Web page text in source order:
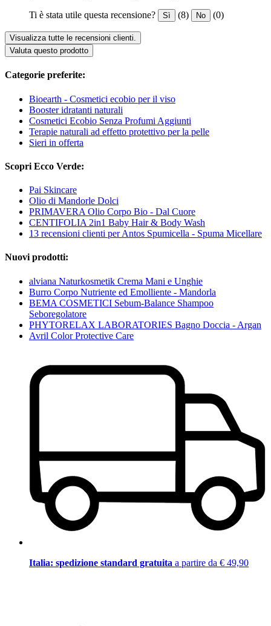
Ti è stata utile questa recensione? Sì (8) No (0)
Visualizza tutte le recensioni clienti.
Valuta questo prodotto
Categorie preferite:
Bioearth - Cosmetici ecobio per il viso
Booster idratanti naturali
Cosmetici Ecobio Senza Profumi Aggiunti
Terapie naturali ad effetto protettivo per la pelle
Sieri in offerta
Scopri Ecco Verde:
Pai Skincare
Olio di Mandorle Dolci
PRIMAVERA Olio Corpo Bio - Dal Cuore
CENTIFOLIA 2in1 Baby Hair & Body Wash
13 recensioni clienti per Antos Spumicella - Spuma Micellare
Nuovi prodotti:
alviana Naturkosmetik Crema Mani e Unghie
Burro Corpo Nutriente ed Emolliente - Mandorla
BEMA COSMETICI Sebum-Balance Shampoo
Seboregolatore
PHYTORELAX LABORATORIES Bagno Doccia - Argan
Avril Color Protective Care
Italia: spedizione standard gratuita a partire da € 49,90